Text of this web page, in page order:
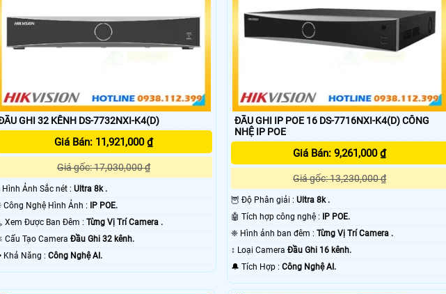
GHI 32 KÊNH DS-7732NXI-K4(D)
Giá Bán: 11,921,000 ₫
Giá gốc: 17,030,000 ₫
️⚡ Hình Ảnh Sắc nét :Ultra 8k .
✳️ Công Nghệ Hình Ảnh :
IP POE.
🌜 Xem Được Ban Đêm :Từng Vị Trí Camera .
🐜 Cấu Tạo CameraĐầu Ghi 32 kênh.
️✤ Khả Năng :Công Nghệ AI.
ĐẦU GHI IP POE 16 DS-7716NXI-K4(D) CÔNG
NHỆ IP POE
Giá Bán: 9,261,000 ₫
Giá gốc: 13,230,000 ₫
🦉 Độ Phân giải : Ultra 8k .
🤖️ Tích hợp công nghệ :
IP POE.
❈ Hình ảnh ban đêm : Từng Vị Trí Camera .
↕️ Loại Camera Đầu Ghi 16 kênh.
️🔔 Tích Hợp : Công Nghệ AI.